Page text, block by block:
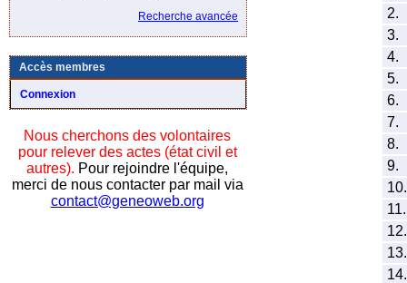
Recherche avancée
Accès membres
Connexion
Nous cherchons des volontaires
pour relever des actes (état civil et
autres). Pour rejoindre l'équipe,
merci de nous contacter par mail via
contact@geneoweb.org
2.
3.
4.
5.
6.
7.
8.
9.
10.
11.
12.
13.
14.